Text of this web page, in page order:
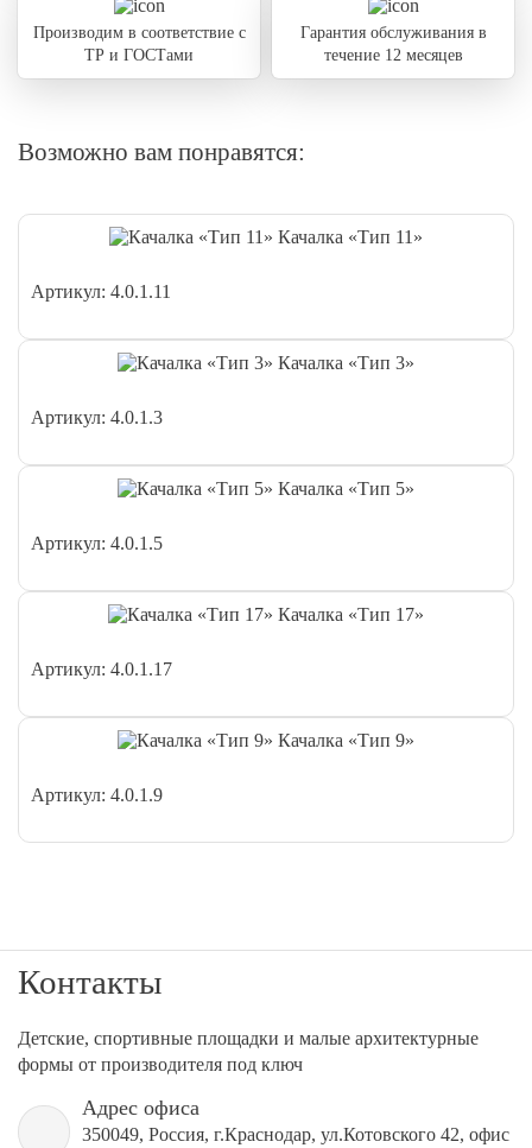
Производим в соответствие с
ТР и ГОСТами
Гарантия обслуживания в
течение 12 месяцев
Возможно вам понравятся:
Качалка «Тип 11»
Артикул: 4.0.1.11
Качалка «Тип 3»
Артикул: 4.0.1.3
Качалка «Тип 5»
Артикул: 4.0.1.5
Качалка «Тип 17»
Артикул: 4.0.1.17
Качалка «Тип 9»
Артикул: 4.0.1.9
Контакты
Детские, спортивные площадки и малые архитектурные
формы от производителя под ключ
Адрес офиса
350049, Россия, г.Краснодар, ул.Котовского 42, офис